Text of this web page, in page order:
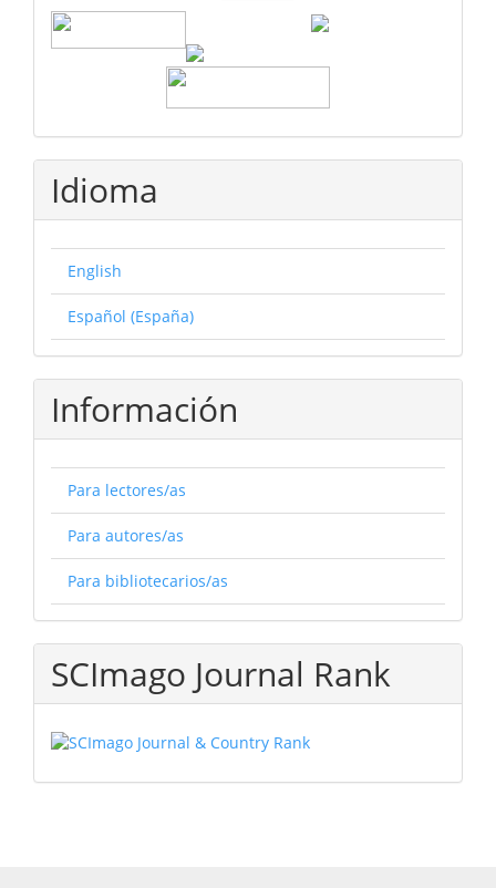
Idioma
English
Español (España)
Información
Para lectores/as
Para autores/as
Para bibliotecarios/as
SCImago Journal Rank